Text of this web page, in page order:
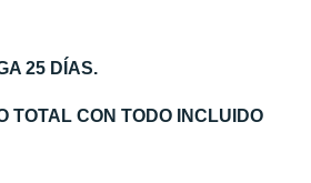
25 DÍAS.
TOTAL CON TODO INCLUIDO